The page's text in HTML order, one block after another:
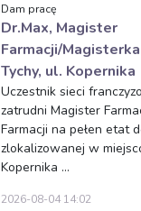
Dam pracę
Dr.Max, Magister
Farmacji/
Tychy, ul. Kopernika
Uczestnik sieci
zatrudni Magister
Farmacji na pełen etat
zlokalizowanej w
Kopernika ...
2026-08-04 14:02